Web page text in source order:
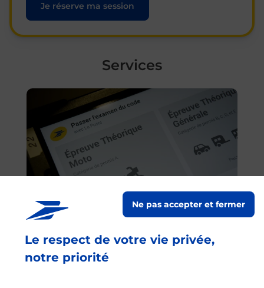
Le respect de votre vie privée,
notre priorité
Ne pas accepter et fermer
Je réserve ma session
Services
En savoir plus
Code de la route auto ou moto